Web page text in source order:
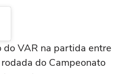
VAR na partida entre
do Campeonato